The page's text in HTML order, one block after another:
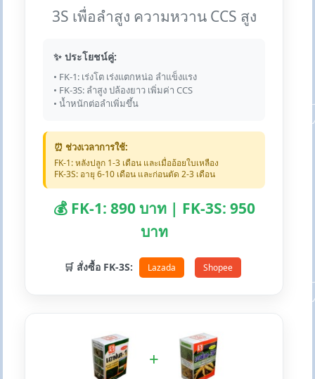
3S เพื่อลำสูง ความหวาน CCS สูง
✨ ประโยชน์คู่:
• FK-1: เร่งโต เร่งแตกหน่อ ลำแข็งแรง
• FK-3S: ลำสูง ปล้องยาว เพิ่มค่า CCS
• น้ำหนักต่อลำเพิ่มขึ้น
⏰ ช่วงเวลาการใช้:
FK-1: หลังปลูก 1-3 เดือน และเมื่ออ้อยใบเหลือง
FK-3S: อายุ 6-10 เดือน และก่อนตัด 2-3 เดือน
💰 FK-1: 890 บาท | FK-3S: 950
บาท
🛒 สั่งซื้อ FK-3S: Lazada Shopee
+